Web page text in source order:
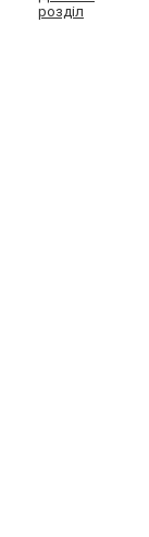
розділ